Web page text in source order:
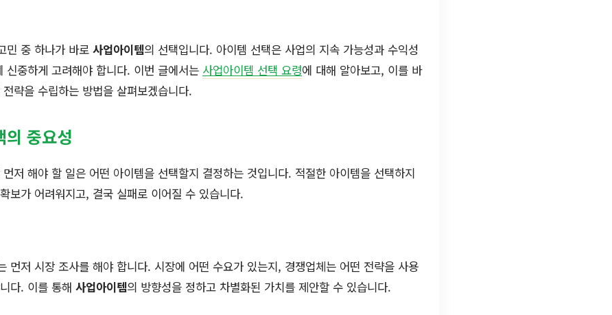
민 중 하나가 바로 사업아이템의 선택입니다. 아이템 선택은 사업의 지속 가능성과 수익성
신중하게 고려해야 합니다. 이번 글에서는 사업아이템 선택 요령에 대해 알아보고, 이를 바
략을 수립하는 방법을 살펴보겠습니다.
의 중요성
저 해야 할 일은 어떤 아이템을 선택할지 결정하는 것입니다. 적절한 아이템을 선택하지
보가 어려워지고, 결국 실패로 이어질 수 있습니다.
먼저 시장 조사를 해야 합니다. 시장에 어떤 수요가 있는지, 경쟁업체는 어떤 전략을 사용
다. 이를 통해 사업아이템의 방향성을 정하고 차별화된 가치를 제안할 수 있습니다.